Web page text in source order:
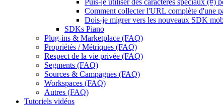
Puis-je utiliser des caractères spéciaux (#)
Comment collecter l'URL complète d'une
Dois-je migrer vers les nouveaux SDK
SDKs Piano
Plug-ins & Marketplace (FAQ)
Propriétés / Métriques (FAQ)
Respect de la vie privée (FAQ)
Segments (FAQ)
Sources & Campagnes (FAQ)
Workspaces (FAQ)
Autres (FAQ)
Tutoriels vidéos